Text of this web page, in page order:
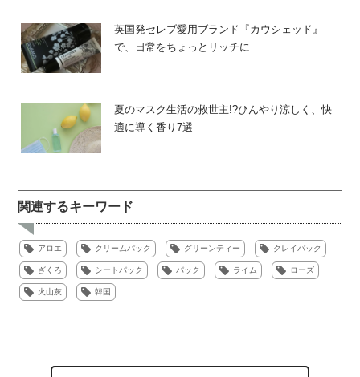
英国発セレブ愛用ブランド『カウシェッド』
で、日常をちょっとリッチに
夏のマスク生活の救世主!?ひんやり涼しく、快
適に導く香り7選
関連するキーワード
アロエ クリームパック グリーンティー クレイパック
ざくろ シートパック パック ライム ローズ
火山灰 韓国